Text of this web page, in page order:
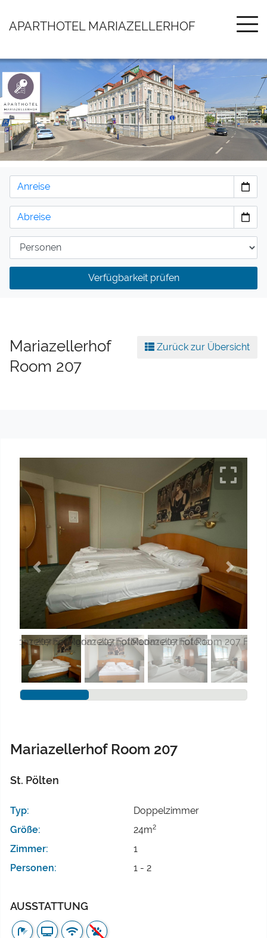
APARTHOTEL MARIAZELLERHOF
Verfügbarkeit prüfen
Mariazellerhof
Room 207
Zurück zur Übersicht
Previous Next
Mariazellerhof Room 207
St. Pölten
Typ:
Doppelzimmer
Größe:
24m2
Zimmer:
1
Personen:
1 - 2
AUSSTATTUNG